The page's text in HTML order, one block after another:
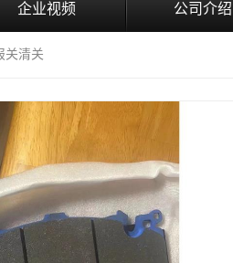
企业视频 公司介绍
关清关